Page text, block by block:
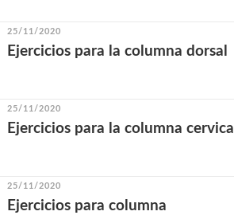
25/11/2020
Ejercicios para la columna dorsal
25/11/2020
Ejercicios para la columna cervical
25/11/2020
Ejercicios para columna